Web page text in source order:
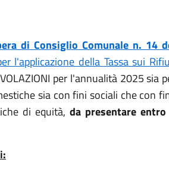
di Consiglio Comunale n. 14
l'applicazione della Tassa sui
per l'annualità 2025 sia
sia con fini sociali che con
di equità, da presentare